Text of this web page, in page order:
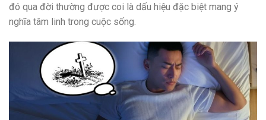
đó qua đời thường được coi là dấu hiệu đặc biệt mang ý
nghĩa tâm linh trong cuộc sống.